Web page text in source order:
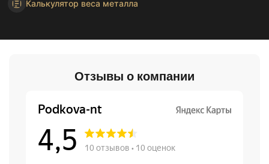
Калькулятор веса металла
Отзывы о компании